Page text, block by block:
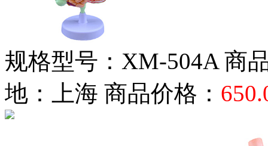
规格型号：XM-504A 商
地：上海 商品价格：